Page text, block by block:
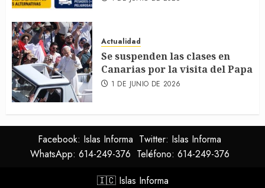
Actualidad
Se suspenden las clases en
Canarias por la visita del Papa
1 DE JUNIO DE 2026
Facebook: Islas Informa Twitter: Islas Informa
WhatsApp: 614-249-376 Teléfono: 614-249-376
🇮🇨 Islas Informa